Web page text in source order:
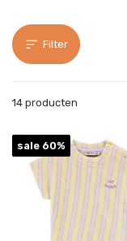
Filter
14 producten
sale 60%